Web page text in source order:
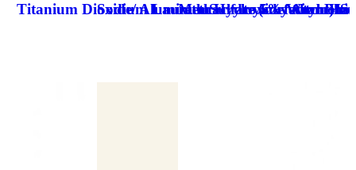
Titanium Dioxide/ Aluminum Hydroxide/
Sodium Laureth Sulfate (surfactant)
Methacryloyloxyethyl
5% Witch